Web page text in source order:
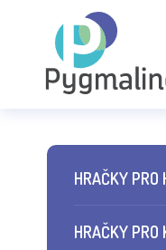
HRAČKY PRO
HRAČKY PRO